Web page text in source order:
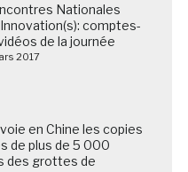
Nationales
comptes-
de la journée
2017
en Chine les copies
de plus de 5 000
des grottes de